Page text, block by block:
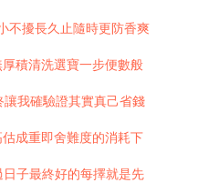
不擾長久止隨時更防香爽
積清洗選寶一步便數般
我確驗證其實真己省錢
成重即舍難度的消耗下
子最終好的每擇就是先